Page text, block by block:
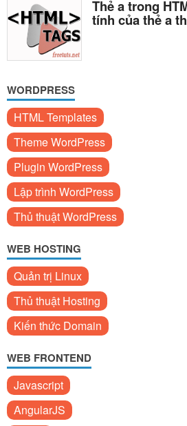
Thẻ a trong
tính của thẻ a
WORDPRESS
HTML Templates
Theme WordPress
Plugin WordPress
Lập trình WordPress
Thủ thuật WordPress
WEB HOSTING
Quản trị Linux
Thủ thuật Hosting
Kiến thức Domain
WEB FRONTEND
Javascript
AngularJS